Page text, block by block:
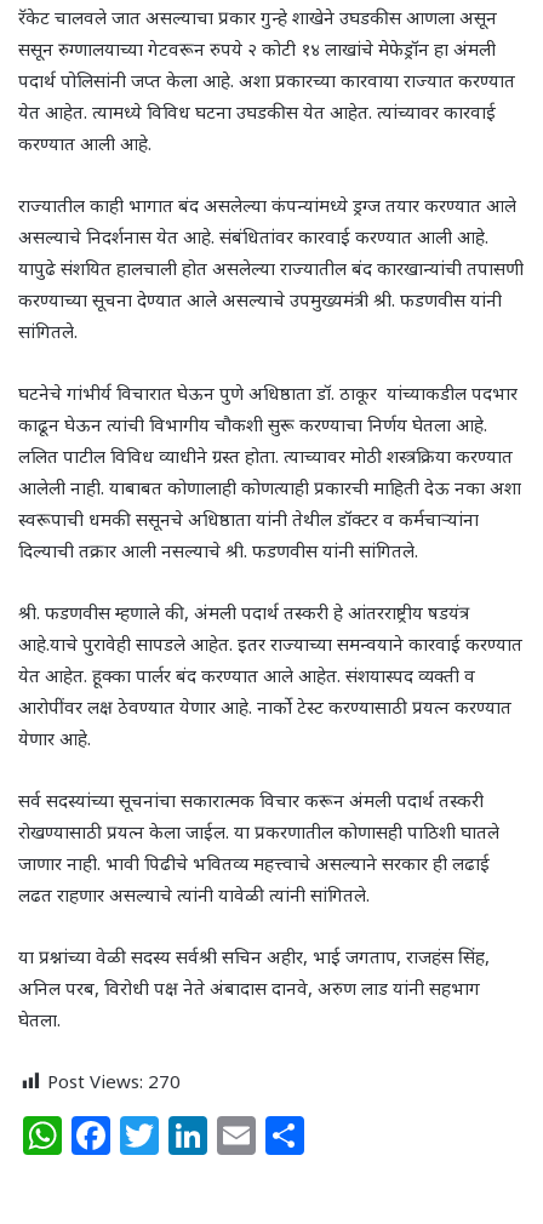
रॅकेट चालवले जात असल्याचा प्रकार गुन्हे शाखेने उघडकीस आणला असून
ससून रुग्णालयाच्या गेटवरून रुपये २ कोटी १४ लाखांचे मेफेड्रॉन हा अंमली
पदार्थ पोलिसांनी जप्त केला आहे. अशा प्रकारच्या कारवाया राज्यात करण्यात
येत आहेत. त्यामध्ये विविध घटना उघडकीस येत आहेत. त्यांच्यावर कारवाई
करण्यात आली आहे.
राज्यातील काही भागात बंद असलेल्या कंपन्यांमध्ये ड्रग्ज तयार करण्यात आले
असल्याचे निदर्शनास येत आहे. संबंधितांवर कारवाई करण्यात आली आहे.
यापुढे संशयित हालचाली होत असलेल्या राज्यातील बंद कारखान्यांची तपासणी
करण्याच्या सूचना देण्यात आले असल्याचे उपमुख्यमंत्री श्री. फडणवीस यांनी
सांगितले.
घटनेचे गांभीर्य विचारात घेऊन पुणे अधिष्ठाता डॉ. ठाकूर यांच्याकडील पदभार
काढून घेऊन त्यांची विभागीय चौकशी सुरू करण्याचा निर्णय घेतला आहे.
ललित पाटील विविध व्याधीने ग्रस्त होता. त्याच्यावर मोठी शस्त्रक्रिया करण्यात
आलेली नाही. याबाबत कोणालाही कोणत्याही प्रकारची माहिती देऊ नका अशा
स्वरूपाची धमकी ससूनचे अधिष्ठाता यांनी तेथील डॉक्टर व कर्मचाऱ्यांना
दिल्याची तक्रार आली नसल्याचे श्री. फडणवीस यांनी सांगितले.
श्री. फडणवीस म्हणाले की, अंमली पदार्थ तस्करी हे आंतरराष्ट्रीय षडयंत्र
आहे.याचे पुरावेही सापडले आहेत. इतर राज्याच्या समन्वयाने कारवाई करण्यात
येत आहेत. हूक्का पार्लर बंद करण्यात आले आहेत. संशयास्पद व्यक्ती व
आरोपींवर लक्ष ठेवण्यात येणार आहे. नार्को टेस्ट करण्यासाठी प्रयत्न करण्यात
येणार आहे.
सर्व सदस्यांच्या सूचनांचा सकारात्मक विचार करून अंमली पदार्थ तस्करी
रोखण्यासाठी प्रयत्न केला जाईल. या प्रकरणातील कोणासही पाठिशी घातले
जाणार नाही. भावी पिढीचे भवितव्य महत्त्वाचे असल्याने सरकार ही लढाई
लढत राहणार असल्याचे त्यांनी यावेळी त्यांनी सांगितले.
या प्रश्नांच्या वेळी सदस्य सर्वश्री सचिन अहीर, भाई जगताप, राजहंस सिंह,
अनिल परब, विरोधी पक्ष नेते अंबादास दानवे, अरुण लाड यांनी सहभाग
घेतला.
Post Views: 270
W F T Li E